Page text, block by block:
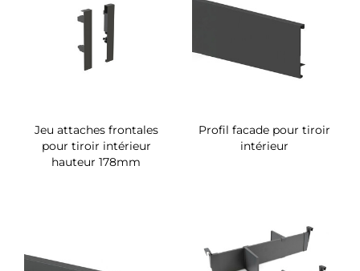
Jeu attaches frontales
pour tiroir intérieur
hauteur 178mm
Profil facade pour tiroir
intérieur